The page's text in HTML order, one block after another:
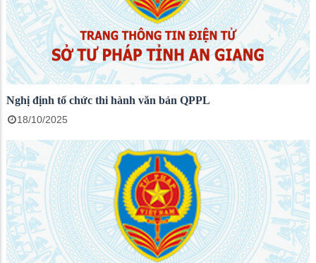
Nghị định tổ chức thi hành văn bản QPPL
18/10/2025